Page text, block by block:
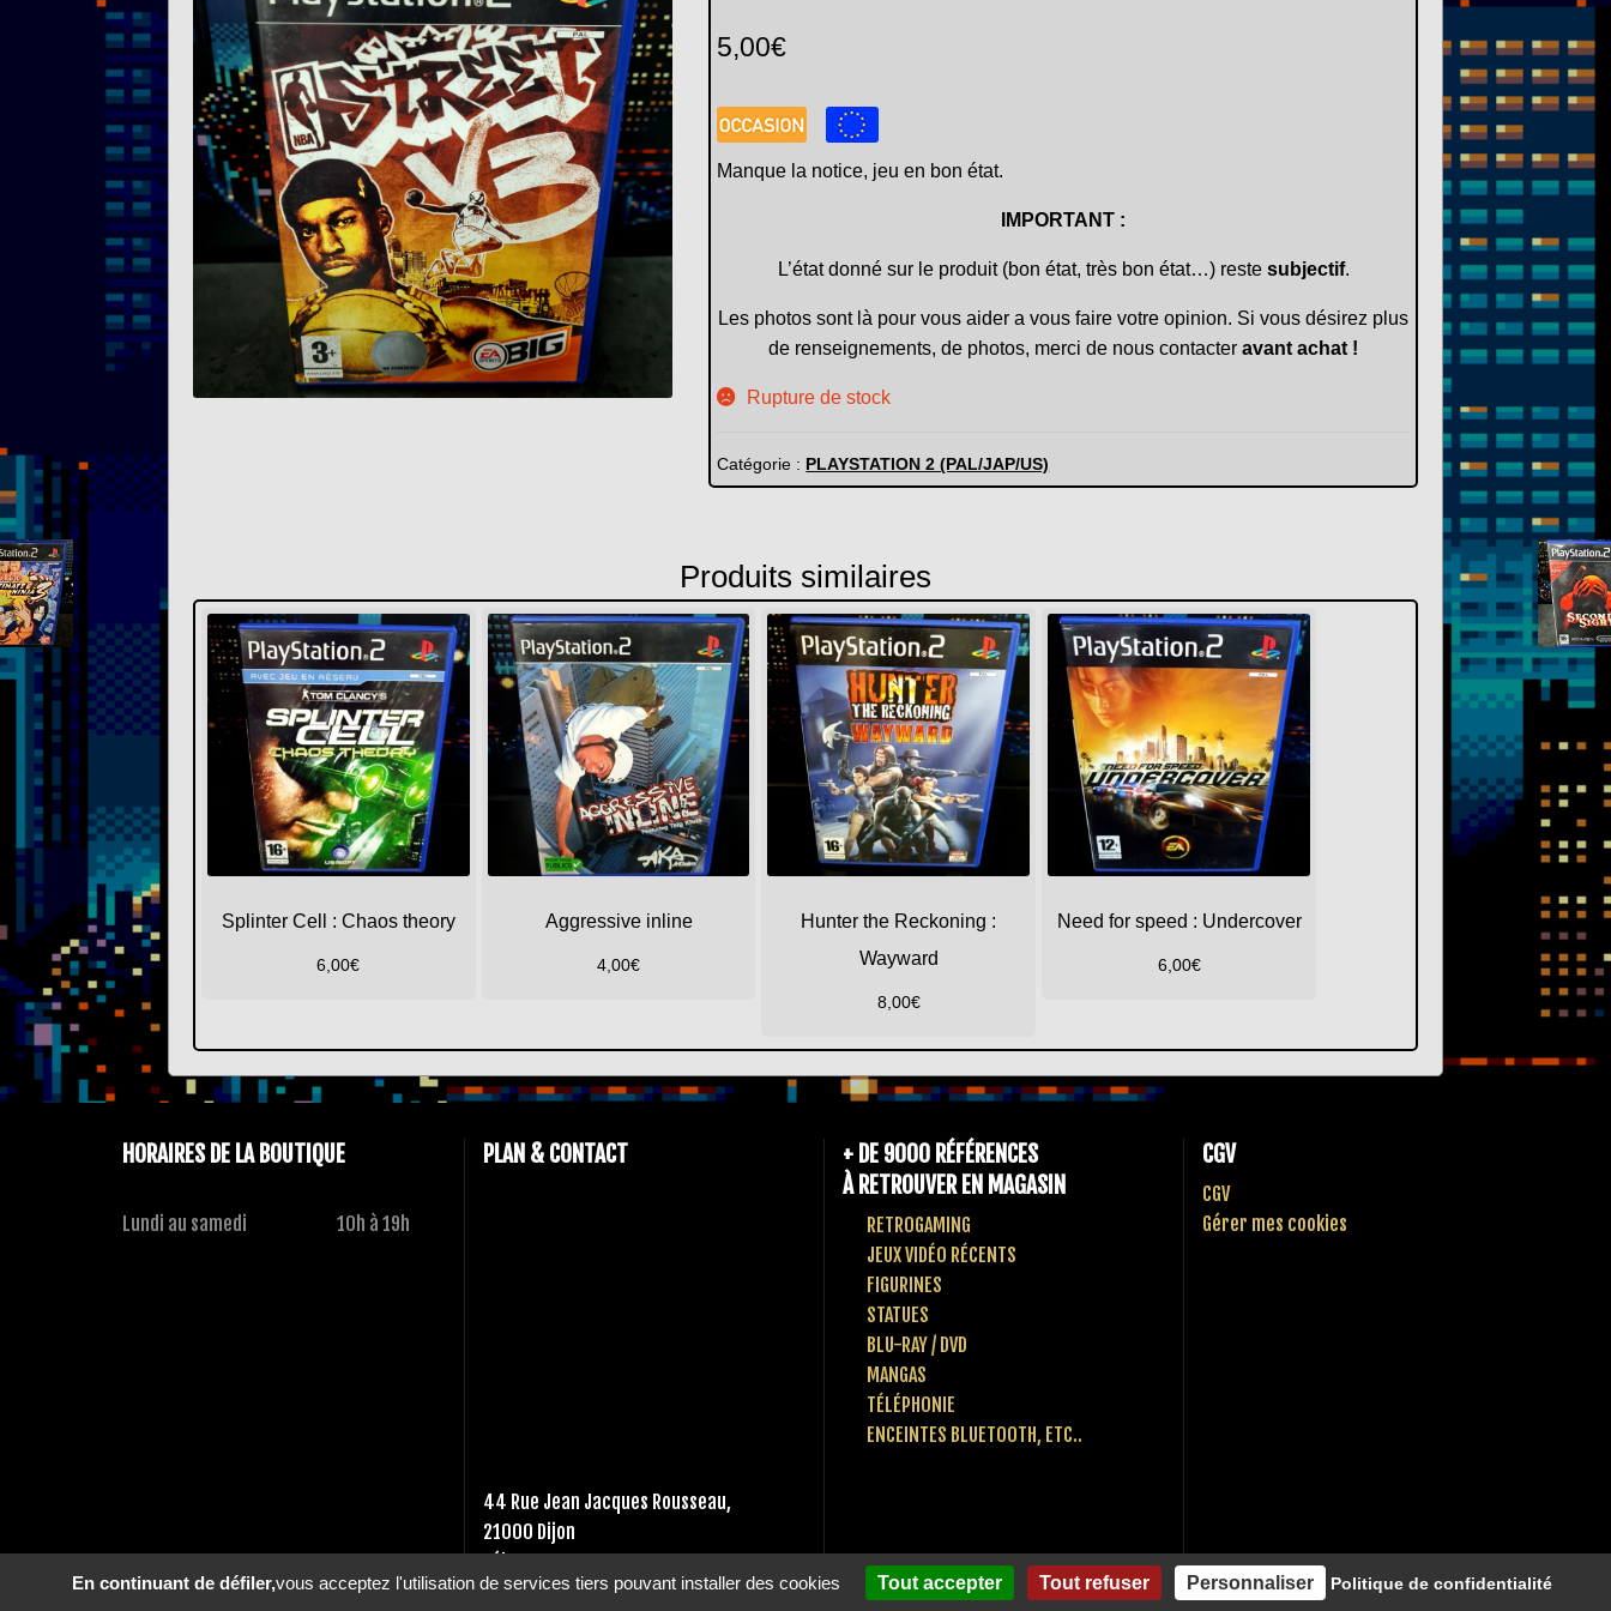
5,00€
Manque la notice, jeu en bon état.
IMPORTANT :
L’état donné sur le produit (bon état, très bon état…) reste subjectif.
Les photos sont là pour vous aider a vous faire votre opinion. Si vous désirez plus
de renseignements, de photos, merci de nous contacteravant achat !
Rupture de stock
Catégorie : PLAYSTATION 2 (PAL/JAP/US)
Produits similaires
Splinter Cell : Chaos theory
6,00€
Aggressive inline
4,00€
Hunter the Reckoning :
Wayward
8,00€
Need for speed : Undercover
6,00€
HORAIRES DE LA BOUTIQUE
Lundi au samedi 10h à 19h
PLAN & CONTACT
44 Rue Jean Jacques Rousseau,
21000 Dijon
Tél :03 80 10 49 65
+ DE 9000 RÉFÉRENCES
À RETROUVER EN MAGASIN
RETROGAMING
JEUX VIDÉO RÉCENTS
FIGURINES
STATUES
BLU-RAY / DVD
MANGAS
TÉLÉPHONIE
ENCEINTES BLUETOOTH, ETC..
CGV
CGV
Gérer mes cookies
En continuant de défiler,vous acceptez l'utilisation de services tiers pouvant installer des cookies Tout accepter Tout refuser Personnaliser Politique de confidentialité